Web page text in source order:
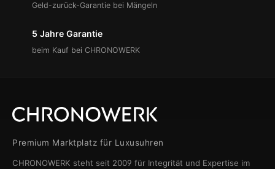
Geld-zurück-Garantie bei Mängeln
5 Jahre Garantie
beim Kauf bei CHRONOWERK
Premium Marktplatz für Luxusuhren
CHRONOWERK steht seit 2009 für Integrität und Expertise im